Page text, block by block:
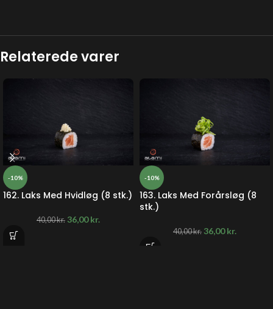
Relaterede varer
-10%
162. Laks Med Hvidløg (8 stk.)
40,00kr. 36,00kr.
-10%
163. Laks Med Forårsløg (8
stk.)
40,00kr. 36,00kr.